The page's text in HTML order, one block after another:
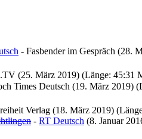
- Fasbender im Gespräch (28.
(25. März 2019) (Länge: 45:31
Times Deutsch (19. März 2019)
Verlag (18. März 2019)
- RT Deutsch (8. Januar